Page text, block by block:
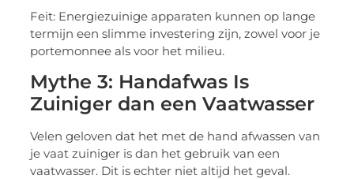
Feit: Energiezuinige apparaten kunnen op lange
termijn een slimme investering zijn, zowel voor je
portemonnee als voor het milieu.
Mythe 3: Handafwas Is
Zuiniger dan een Vaatwasser
Velen geloven dat het met de hand afwassen van
je vaat zuiniger is dan het gebruik van een
vaatwasser. Dit is echter niet altijd het geval.